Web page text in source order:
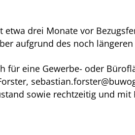
drei Monate vor
aufgrund des noch
eine Gewerbe- oder
sowie rechtzeitig und